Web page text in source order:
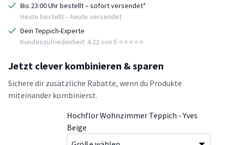
Bis 23:00 Uhr bestellt – sofort versendet*
Heute bestellt – heute versendet
Dein Teppich-Experte
Kundenzufriedenheit: 4.22 von 5 ⭐️⭐️⭐️⭐️⭐️
Jetzt clever kombinieren & sparen
Sichere dir zusätzliche Rabatte, wenn du Produkte
miteinander kombinierst.
Hochflor Wohnzimmer Teppich - Yves
Beige